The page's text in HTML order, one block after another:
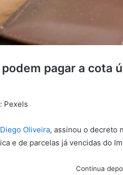
pagar a cota
Pexels
Diego Oliveira, assinou o decreto
e de parcelas já vencidas do
Continua